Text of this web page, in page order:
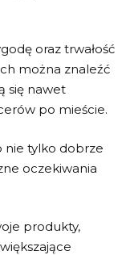
oraz trwałość
można znaleźć
się nawet
po mieście.
nie tylko dobrze
oczekiwania
produkty,